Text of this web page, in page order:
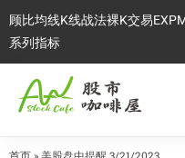
顾比均线K线战法裸K交易
系列指标